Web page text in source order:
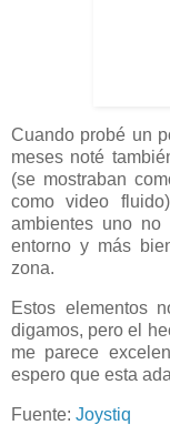
Cuando probé un
meses noté
(se mostraban
como video
ambientes uno
entorno y más
zona.
Estos elementos
digamos, pero el
me parece
espero que esta
Fuente: Joystiq